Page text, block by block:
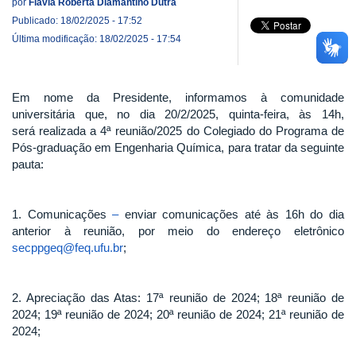
por Flávia Roberta Diamantino Dutra
Publicado: 18/02/2025 - 17:52
Última modificação: 18/02/2025 - 17:54
Em nome da Presidente, informamos à comunidade
universitária que, no dia 20/2/2025, quinta-feira, às 14h,
será realizada a 4ª reunião/2025 do Colegiado do Programa de
Pós-graduação em Engenharia Química, para tratar da seguinte
pauta:
1. Comunicações– enviar comunicações até às 16h do dia
anterior à reunião, por meio do endereço eletrônico
secppgeq@feq.ufu.br;
2. Apreciação das Atas: 17ª reunião de 2024; 18ª reunião de
2024; 19ª reunião de 2024; 20ª reunião de 2024; 21ª reunião de
2024;